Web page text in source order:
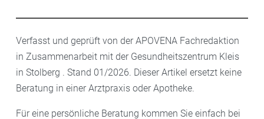
Verfasst und geprüft von der APOVENA Fachredaktion
in Zusammenarbeit mit der Gesundheitszentrum Kleis
in Stolberg . Stand 01/2026. Dieser Artikel ersetzt keine
Beratung in einer Arztpraxis oder Apotheke.
Für eine persönliche Beratung kommen Sie einfach bei